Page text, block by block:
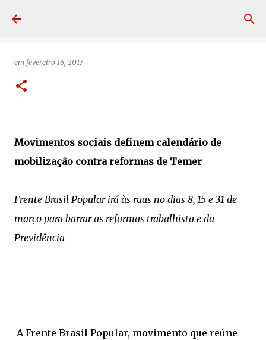
em fevereiro 16, 2017
Movimentos sociais definem calendário de
mobilização contra reformas de Temer
Frente Brasil Popular irá às ruas no dias 8, 15 e 31 de
março para barrar as reformas trabalhista e da
Previdência
A Frente Brasil Popular, movimento que reúne